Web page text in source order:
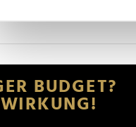
Wir verwenden Cookies,
Website an unsere
möglicherweise mit
der Dienste gesammelt